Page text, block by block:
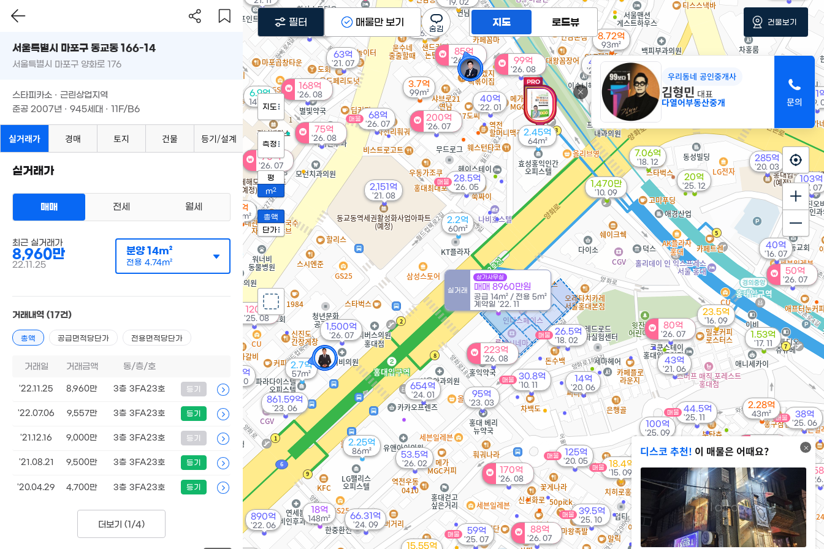
49억
59억
'25. 07
매물
85억
'26. 08
223억
'26. 08
26.5억
'18. 02
매물
41
'19.
매물
44.5억
'25. 11
매물
170억
'26. 08
75억
'26. 08
168억
'26. 08
41.85억
'19. 07
28.5억
'26. 05
매물
47억
'26. 08
99억
'26. 08
80억
'26. 07
32m²
30.8억
'10. 11
매물
2.45억
64m²
1,500억
'26. 07
45억
68억
'26. 07
매물 200억
'26. 07
88억
'26. 07
74억
70억
'26. 07
50억
'26. 07
'26. 07
39.5억
'25. 10
매물
18.4억
'15. 09
매물
2.7억
57m²
2.25억
86m²
2.2억
60m²
53.5억
'26. 02
20억
'25. 12
125억
'20. 05
매물
100억
'25. 09
120억
'25. 08
38억
'25. 06
매물
2.17억
73.6억
'24. 10
66.31억
'24. 09
8.72억
93m²
654억
'24. 01
861.59억
'23. 06
95억
'23. 03
실거래
상가사무실
매매 8960만원
공급 14m² / 전용 5m²
계약일 '22. 11
890억
'22. 06
40억
'22. 01
45억
'21. 09
2,151억
'21. 08
63억
'21. 07
43억
'21. 06
14억
'20. 06
285억
'20. 03
'19. 02
18억
148m²
14억
'18. 12
7.06억
'18. 12
1.53억
'17. 11
103억
'17. 07
23.5억
'16. 09
40억
'16. 07
6.9억
147m²
45.5억
'15. 09
2.28억
43m²
2억
66m²
1,470만
'10. 09
15.55억
3.7억
99m²
5.95억
'06. 11
디스코 추천! 이 매물은 어때요?
우리동네 공인중개사
김형민 대표
다열어부동산중개
지도 로드뷰
지도
측정
평
m2
총액
단가
필터 매물만 보기 건물보기
서울특별시 마포구 동교동 166-14
서울특별시 마포구 양화로 176
스타피카소 · 근린상업지역
준공 2007년 · 945세대 · 11F/B6
실거래가 경매 토지 건물 등기/설계
실거래가
매매 전세 월세
최근 실거래가
8,960만
22.11.25
분양14m²
전용 4.74m²
거래내역 (17건)
총액 공급면적당단가 전용면적당단가
거래일 거래금액 동/층/호
'22.11.25 8,960만 3층 3FA23호 등기
'22.07.06 9,557만 3층 3FA23호 등기
'21.12.16 9,000만 3층 3FA23호 등기
'21.08.21 9,500만 3층 3FA23호 등기
'20.04.29 4,700만 3층 3FA23호 등기
더보기 (1/4)